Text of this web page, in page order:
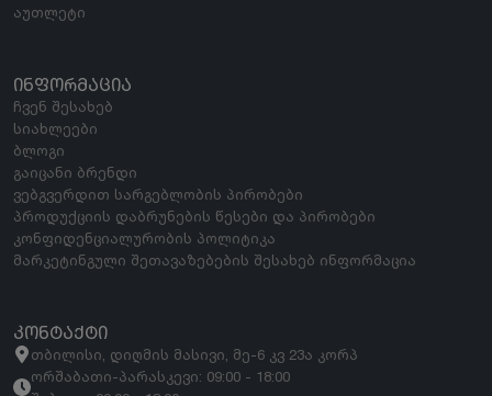
აუთლეტი
ᲘᲜᲤᲝᲠᲛᲐᲪᲘᲐ
ჩვენ შესახებ
სიახლეები
ბლოგი
გაიცანი ბრენდი
ვებგვერდით სარგებლობის პირობები
პროდუქციის დაბრუნების წესები და პირობები
კონფიდენციალურობის პოლიტიკა
მარკეტინგული შეთავაზებების შესახებ ინფორმაცია
ᲙᲝᲜᲢᲐᲥᲢᲘ
თბილისი, დიღმის მასივი, მე-6 კვ 23ა კორპ
ორშაბათი-პარასკევი: 09:00 - 18:00